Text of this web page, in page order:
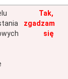
Tak,
zgadzam
się